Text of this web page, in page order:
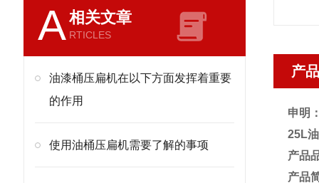
A相关文章
RTICLES
油漆桶压扁机在以下方面发挥着重要
的作用
使用油桶压扁机需要了解的事项
产
申明
25L
产品
产品